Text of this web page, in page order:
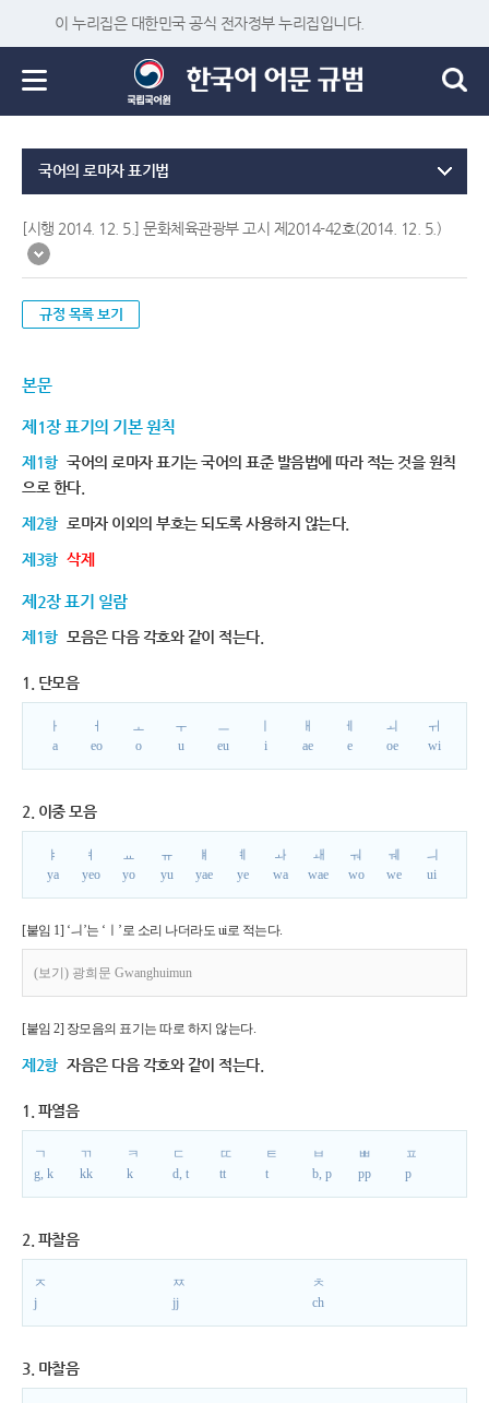
이 누리집은 대한민국 공식 전자정부 누리집입니다.
국어의 로마자 표기법
[시행 2014. 12. 5.] 문화체육관광부 고시 제2014-42호(2014. 12. 5.)
규정 목록 보기
본문
제1장 표기의 기본 원칙
제1항 국어의 로마자 표기는 국어의 표준 발음법에 따라 적는 것을 원칙
으로 한다.
제2항 로마자 이외의 부호는 되도록 사용하지 않는다.
제3항 삭제
제2장 표기 일람
제1항 모음은 다음 각호와 같이 적는다.
1. 단모음
ㅏ
a
ㅓ
eo
ㅗ
o
ㅜ
u
ㅡ
eu
i
ㅐ
ae
ㅔ
e
ㅚ
oe
ㅟ
wi
2. 이중 모음
ㅑ
ya
ㅕ
yeo
ㅛ
yo
ㅠ
yu
ㅒ
yae
ㅖ
ye
ㅘ
wa
ㅙ
wae
ㅝ
wo
ㅞ
we
ㅢ
ui
[붙임 1] ‘ㅢ’는 ‘ㅣ’로 소리 나더라도 ui로 적는다.
(보기) 광희문 Gwanghuimun
[붙임 2] 장모음의 표기는 따로 하지 않는다.
제2항 자음은 다음 각호와 같이 적는다.
1. 파열음
ㄱ
g, k
ㄲ
kk
ㅋ
k
ㄷ
d, t
ㄸ
tt
ㅌ
t
ㅂ
b, p
ㅃ
pp
ㅍ
p
2. 파찰음
ㅈ
j
ㅉ
jj
ㅊ
ch
3. 마찰음